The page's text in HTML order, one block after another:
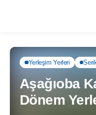
Anasayfa Yerleşim
Yerleşim Yerleri
Aşağıoba
Dönem